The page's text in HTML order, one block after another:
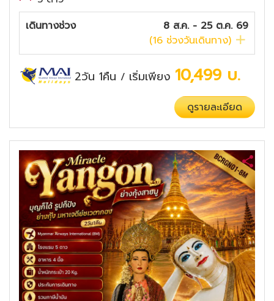
เดินทางช่วง
8 ส.ค. - 25 ต.ค. 69
(16 ช่วงวันเดินทาง)
2วัน 1คืน / เริ่มเพียง 10,499 บ.
ดูรายละเอียด